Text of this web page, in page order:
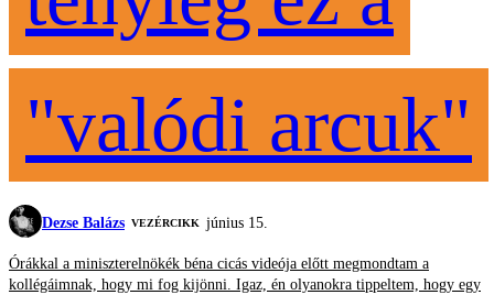
"valódi arcuk"
Dezse Balázs VEZÉRCIKK június 15.
Órákkal a miniszterelnökék béna cicás videója előtt megmondtam a
kollégáimnak, hogy mi fog kijönni. Igaz, én olyanokra tippeltem, hogy egy